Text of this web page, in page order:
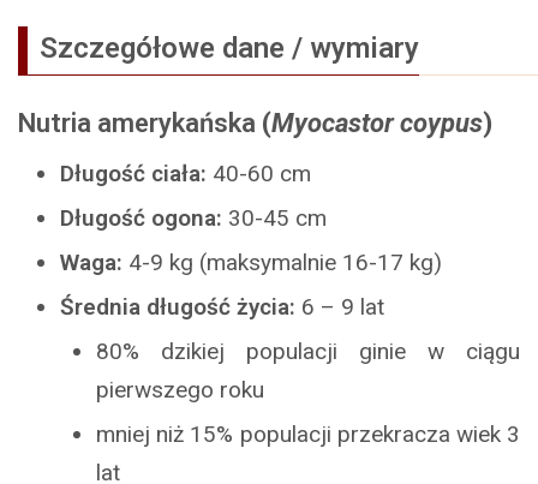
Szczegółowe dane / wymiary
Nutria amerykańska (Myocastor coypus)
Długość ciała: 40-60 cm
Długość ogona: 30-45 cm
Waga: 4-9 kg (maksymalnie 16-17 kg)
Średnia długość życia: 6 – 9 lat
80% dzikiej populacji ginie w ciągu
pierwszego roku
mniej niż 15% populacji przekracza wiek 3
lat